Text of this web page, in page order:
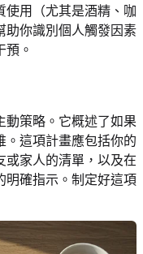
使用（尤其是酒精、咖
助你識別個人觸發因素
預。
動策略。它概述了如果
。這項計畫應包括你的
或家人的清單，以及在
明確指示。制定好這項